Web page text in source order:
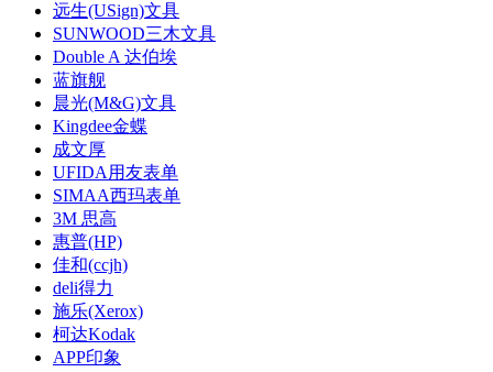
远生(USign)文具
SUNWOOD三木文具
Double A 达伯埃
蓝旗舰
晨光(M&G)文具
Kingdee金蝶
成文厚
UFIDA用友表单
SIMAA西玛表单
3M 思高
惠普(HP)
佳和(ccjh)
deli得力
施乐(Xerox)
柯达Kodak
APP印象